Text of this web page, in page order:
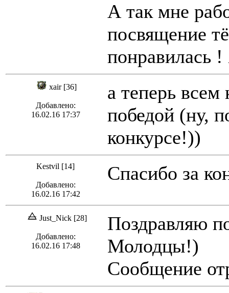
А так мне
посвящение
понравилась
xair [36]
Добавлено:
16.02.16 17:37
а теперь
победой (ну,
конкурсе!))
Kestvil [14]
Добавлено:
16.02.16 17:42
Спасибо за
Just_Nick [28]
Добавлено:
16.02.16 17:48
Поздравляю
Молодцы!)
Сообщение